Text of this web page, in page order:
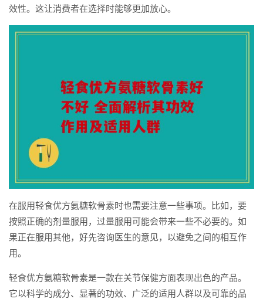
效性。这让消费者在选择时能够更加放心。
在服用轻食优方氨糖软骨素时也需要注意一些事项。比如，要
按照正确的剂量服用，过量服用可能会带来一些不必要的。如
果正在服用其他，好先咨询医生的意见，以避免之间的相互作
用。
轻食优方氨糖软骨素是一款在关节保健方面表现出色的产品。
它以科学的成分、显著的功效、广泛的适用人群以及可靠的品